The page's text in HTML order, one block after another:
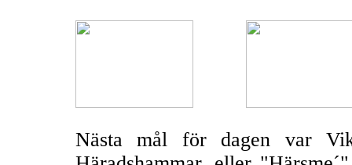
Nästa mål för dagen var